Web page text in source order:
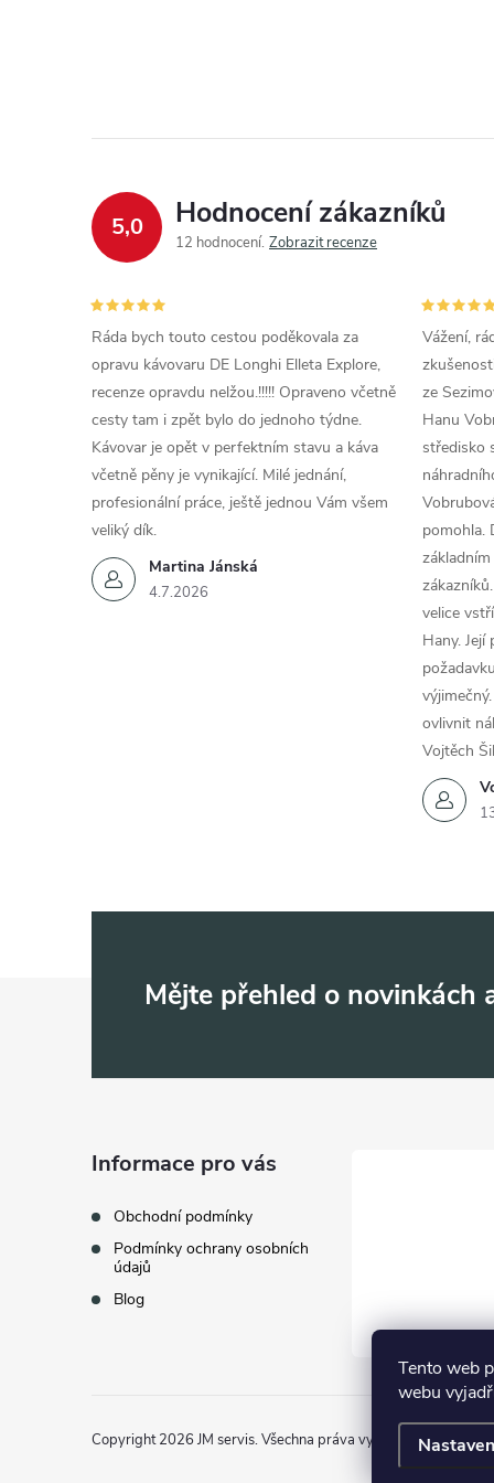
Tento web
webu
5,0 Hodnocení zákazníků
12 hodnocení Zobrazit recenze
Martina Jánská
4.7.2026
Ráda bych touto cestou poděkovala za
opravu kávovaru DE Longhi Elleta Explore,
recenze opravdu nelžou.!!!!! Opraveno včetně
cesty tam i zpět bylo do jednoho týdne.
Kávovar je opět v perfektním stavu a káva
včetně pěny je vynikající. Milé jednání,
profesionální práce, ještě jednou Vám všem
veliký dík.
Vážení,
ze
Hanu
středisko
pomohla.
velice
Hany.
ovlivnit
Vojtěch
Mějte přehled o novinkách
Informace pro vás
Obchodní podmínky
Podmínky ochrany osobních
údajů
Blog
Copyright 2026 JM servis. Všechna práva vyhrazena.